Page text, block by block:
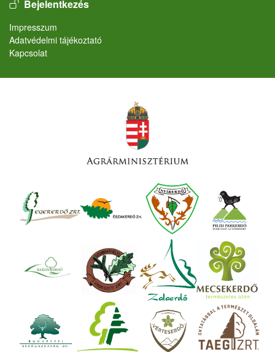
Bejelentkezés
Lábléc
Impresszum
Adatvédelmi tájékoztató
Kapcsolat